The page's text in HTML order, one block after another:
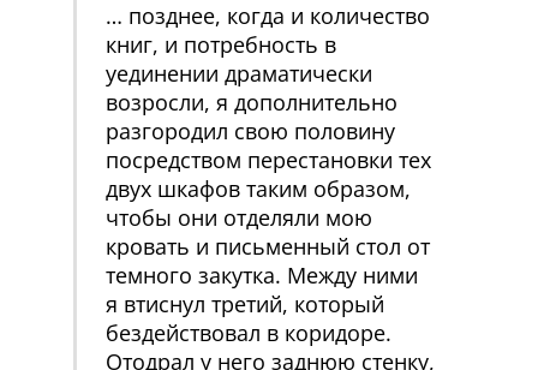
… позднее, когда и количество
книг, и потребность в
уединении драматически
возросли, я дополнительно
разгородил свою половину
посредством перестановки тех
двух шкафов таким образом,
чтобы они отделяли мою
кровать и письменный стол от
темного закутка. Между ними
я втиснул третий, который
бездействовал в коридоре.
Отодрал у него заднюю стенку,